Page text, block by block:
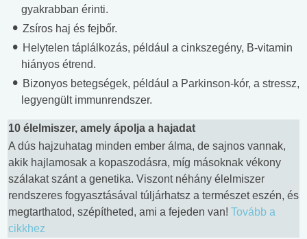
gyakrabban érinti.
Zsíros haj és fejbőr.
Helytelen táplálkozás, például a cinkszegény, B-vitamin
hiányos étrend.
Bizonyos betegségek, például a Parkinson-kór, a stressz,
legyengült immunrendszer.
10 élelmiszer, amely ápolja a hajadat
A dús hajzuhatag minden ember álma, de sajnos vannak,
akik hajlamosak a kopaszodásra, míg másoknak vékony
szálakat szánt a genetika. Viszont néhány élelmiszer
rendszeres fogyasztásával túljárhatsz a természet eszén, és
megtarthatod, szépítheted, ami a fejeden van! Tovább a
cikkhez